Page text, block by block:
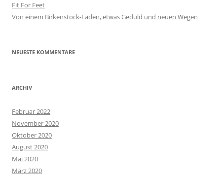
Fit For Feet
Von einem Birkenstock-Laden, etwas Geduld und neuen Wegen
NEUESTE KOMMENTARE
ARCHIV
Februar 2022
November 2020
Oktober 2020
August 2020
Mai 2020
März 2020